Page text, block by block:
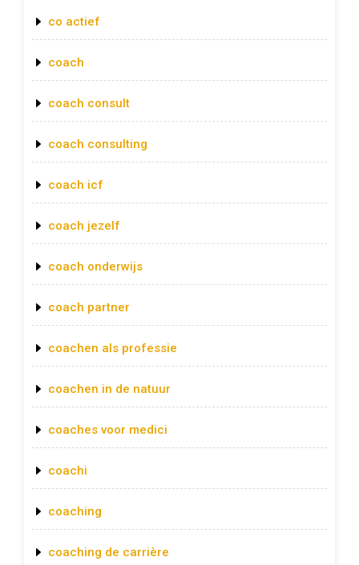
co actief
coach
coach consult
coach consulting
coach icf
coach jezelf
coach onderwijs
coach partner
coachen als professie
coachen in de natuur
coaches voor medici
coachi
coaching
coaching de carrière